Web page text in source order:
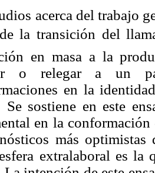
acerca del trabajo
la transición del
en masa a la
o relegar a un
en la
Se sostiene en este
en la
más optimistas
extralaboral es